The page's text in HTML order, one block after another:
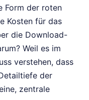
Form der roten
Kosten für das
die Download-
Weil es im
verstehen, dass
der
zentrale